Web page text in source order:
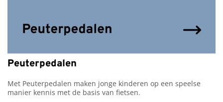
Peuterpedalen
Met Peuterpedalen maken jonge kinderen op een speelse
manier kennis met de basis van fietsen.